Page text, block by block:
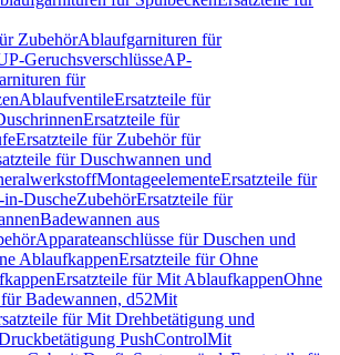
ZubehörAblaufgarnituren für
GeruchsverschlüsseAP-
für
AblaufventileErsatzteile für
Ersatzteile für
Ersatzteile für Zubehör für
für Duschwannen und
MontageelementeErsatzteile für
in-DuscheZubehörErsatzteile für
Badewannen aus
Apparateanschlüsse für Duschen und
AblaufkappenErsatzteile für Ohne
Ersatzteile für Mit AblaufkappenOhne
Badewannen, d52Mit
für Mit Drehbetätigung und
PushControlMit